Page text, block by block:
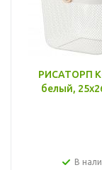
РИСАТОРП
белый,
В